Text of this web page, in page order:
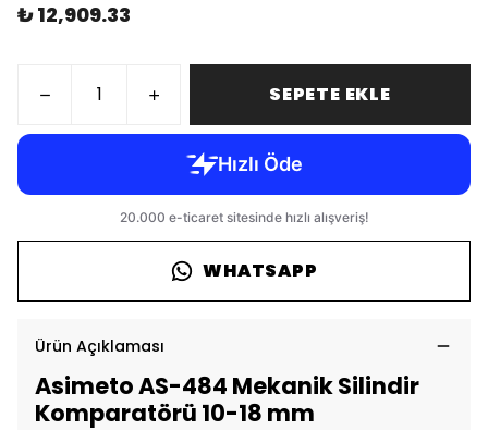
₺ 12,909.33
SEPETE EKLE
WHATSAPP
Ürün Açıklaması
Asimeto AS-484 Mekanik Silindir
Komparatörü 10-18 mm